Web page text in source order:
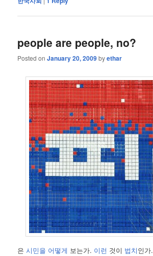
people are people, no?
Posted onJanuary 20, 2009byethar
은시민을 어떻게 보는가. 이런 것이 법치인가.